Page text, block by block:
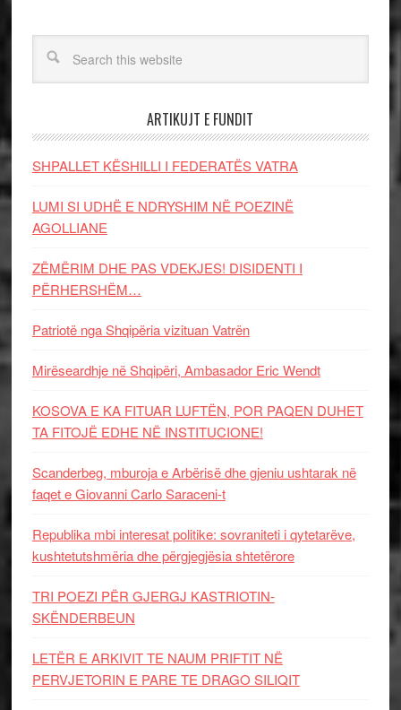
ARTIKUJT E FUNDIT
SHPALLET KËSHILLI I FEDERATËS VATRA
LUMI SI UDHË E NDRYSHIM NË POEZINË
AGOLLIANE
ZËMËRIM DHE PAS VDEKJES! DISIDENTI I
PËRHERSHËM…
Patriotë nga Shqipëria vizituan Vatrën
Mirëseardhje në Shqipëri, Ambasador Eric Wendt
KOSOVA E KA FITUAR LUFTËN, POR PAQEN DUHET
TA FITOJË EDHE NË INSTITUCIONE!
Scanderbeg, mburoja e Arbërisë dhe gjeniu ushtarak në
faqet e Giovanni Carlo Saraceni-t
Republika mbi interesat politike: sovraniteti i qytetarëve,
kushtetutshmëria dhe përgjegjësia shtetërore
TRI POEZI PËR GJERGJ KASTRIOTIN-
SKËNDERBEUN
LETËR E ARKIVIT TE NAUM PRIFTIT NË
PERVJETORIN E PARE TE DRAGO SILIQIT